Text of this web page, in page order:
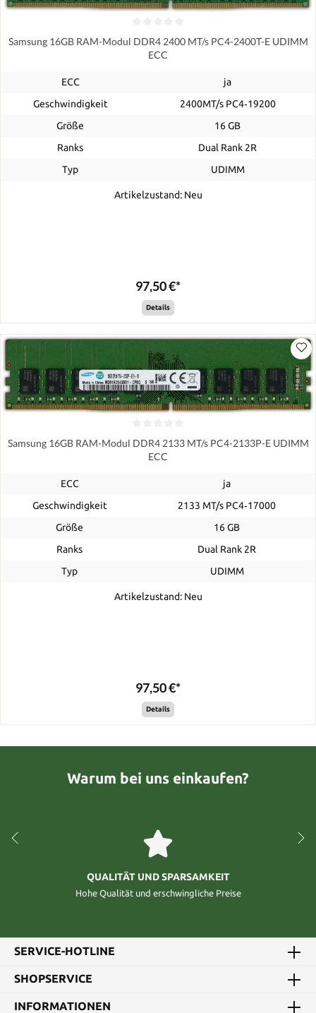
Samsung 16GB RAM-Modul DDR4 2400 MT/s PC4-2400T-E UDIMM
ECC
ECC
ja
Geschwindigkeit
2400MT/s PC4‑19200
Größe
16 GB
Ranks
Dual Rank 2R
Typ
UDIMM
Artikelzustand: Neu
97,50 €*
Details
Samsung 16GB RAM-Modul DDR4 2133 MT/s PC4-2133P-E UDIMM
ECC
ECC
ja
Geschwindigkeit
2133 MT/s PC4‑17000
Größe
16 GB
Ranks
Dual Rank 2R
Typ
UDIMM
Artikelzustand: Neu
97,50 €*
Details
Warum bei uns einkaufen?
QUALITÄT UND SPARSAMKEIT
Hohe Qualität und erschwingliche Preise
SERVICE-HOTLINE
SHOPSERVICE
INFORMATIONEN